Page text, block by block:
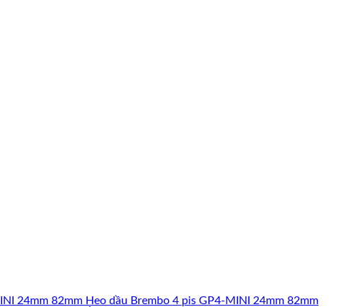
Heo dầu Brembo 4 pis GP4-MINI 24mm 82mm